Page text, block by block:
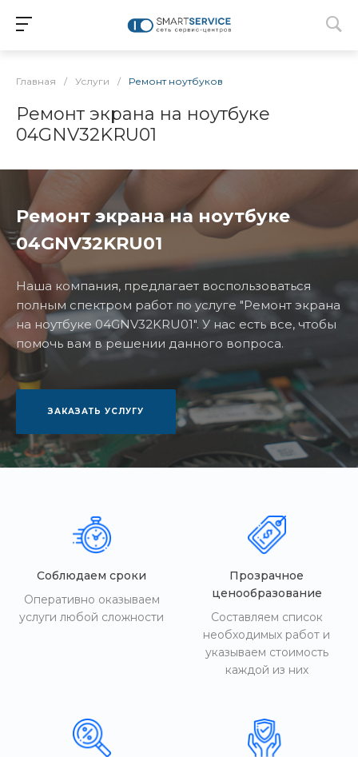
Главная / Услуги / Ремонт ноутбуков
Ремонт экрана на ноутбуке
04GNV32KRU01
Ремонт экрана на ноутбуке
04GNV32KRU01
Наша компания, предлагает воспользоваться
полным спектром работ по услуге "Ремонт экрана
на ноутбуке 04GNV32KRU01". У нас есть все, чтобы
помочь вам в решении данного вопроса.
ЗАКАЗАТЬ УСЛУГУ
Соблюдаем сроки
Оперативно оказываем
услуги любой сложности
Прозрачное
ценообразование
Составляем список
необходимых работ и
указываем стоимость
каждой из них